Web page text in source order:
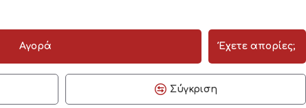
Αγορά Έχετε απορίες;
Σύγκριση